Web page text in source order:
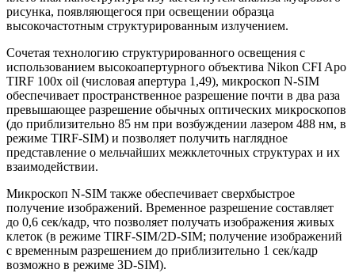
рисунка, появляющегося при освещении образца
высокочастотным структурированным излучением.
Сочетая технологию структурированного освещения с
использованием высокоапертурного объектива Nikon CFI Apo
TIRF 100x oil (числовая апертура 1,49), микроскоп N-SIM
обеспечивает пространственное разрешение почти в два раза
превышающее разрешение обычных оптических микроскопов
(до приблизительно 85 нм при возбуждении лазером 488 нм, в
режиме TIRF-SIM) и позволяет получить наглядное
представление о мельчайших межклеточных структурах и их
взаимодействии.
Микроскоп N-SIM также обеспечивает сверхбыстрое
получение изображений. Временное разрешение составляет
до 0,6 сек/кадр, что позволяет получать изображения живых
клеток (в режиме TIRF-SIM/2D-SIM; получение изображений
с временным разрешением до приблизительно 1 сек/кадр
возможно в режиме 3D-SIM).